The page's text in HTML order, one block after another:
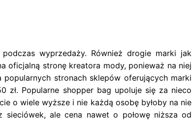
wyprzedaży. Również drogie marki jak
oficjalną stronę kreatora mody, ponieważ na niej
stronach sklepów oferujących marki
zł. Popularne shopper bag upoluje się za nieco
o wiele wyższe i nie każdą osobę byłoby na nie
ale cena nawet o połowę niższa od